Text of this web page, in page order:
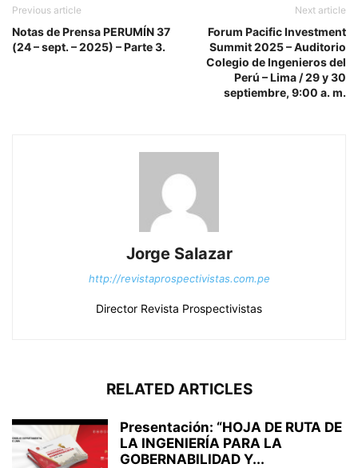
Previous article
Notas de Prensa PERUMÍN 37
(24 – sept. – 2025) – Parte 3.
Next article
Forum Pacific Investment
Summit 2025 – Auditorio
Colegio de Ingenieros del
Perú – Lima / 29 y 30
septiembre, 9:00 a. m.
Jorge Salazar
http://revistaprospectivistas.com.pe
Director Revista Prospectivistas
RELATED ARTICLES
Presentación: “HOJA DE RUTA DE
LA INGENIERÍA PARA LA
GOBERNABILIDAD Y...